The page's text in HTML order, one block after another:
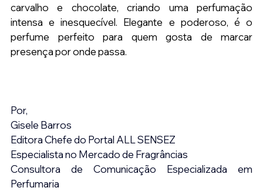
carvalho e chocolate, criando uma perfumação
intensa e inesquecível. Elegante e poderoso, é o
perfume perfeito para quem gosta de marcar
presença por onde passa.
Por,
Gisele Barros
Editora Chefe do Portal ALL SENSEZ
Especialista no Mercado de Fragrâncias
Consultora de Comunicação Especializada em
Perfumaria